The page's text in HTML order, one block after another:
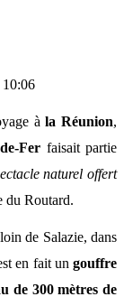
àla Réunion,
Fer faisait partie
naturel offert
du Routard.
de Salazie, dans
en fait un gouffre
de 300 mètres de